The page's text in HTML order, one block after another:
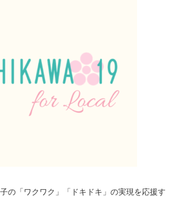
の「ワクワク」「ドキドキ」の実現を応援す